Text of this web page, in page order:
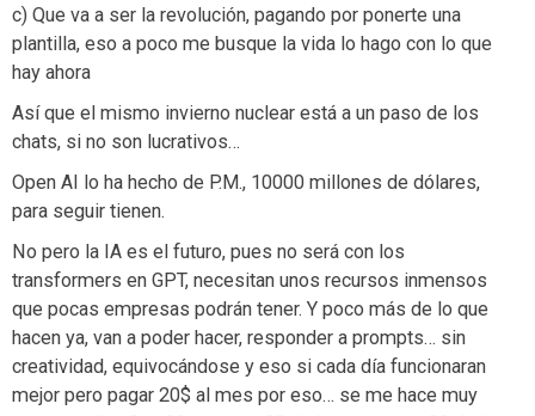
c) Que va a ser la revolución, pagando por ponerte una
plantilla, eso a poco me busque la vida lo hago con lo que
hay ahora
Así que el mismo invierno nuclear está a un paso de los
chats, si no son lucrativos…
Open AI lo ha hecho de P.M., 10000 millones de dólares,
para seguir tienen.
No pero la IA es el futuro, pues no será con los
transformers en GPT, necesitan unos recursos inmensos
que pocas empresas podrán tener. Y poco más de lo que
hacen ya, van a poder hacer, responder a prompts… sin
creatividad, equivocándose y eso si cada día funcionaran
mejor pero pagar 20$ al mes por eso… se me hace muy